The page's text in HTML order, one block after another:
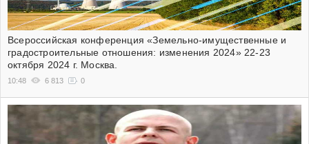
Всероссийская конференция «Земельно-имущественные и
градостроительные отношения: изменения 2024» 22-23
октября 2024 г. Москва.
10:48 6 813 0